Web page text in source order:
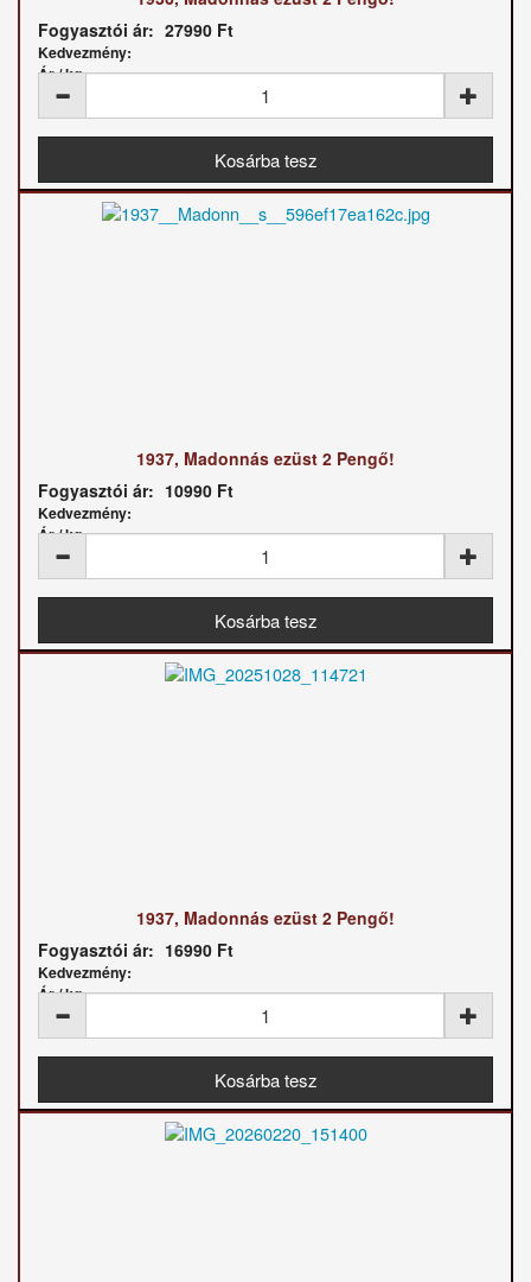
Fogyasztói ár: 27990 Ft
Kedvezmény:
Ár / kg:
1937, Madonnás ezüst 2 Pengő!
Fogyasztói ár: 10990 Ft
Kedvezmény:
Ár / kg:
1937, Madonnás ezüst 2 Pengő!
Fogyasztói ár: 16990 Ft
Kedvezmény:
Ár / kg: